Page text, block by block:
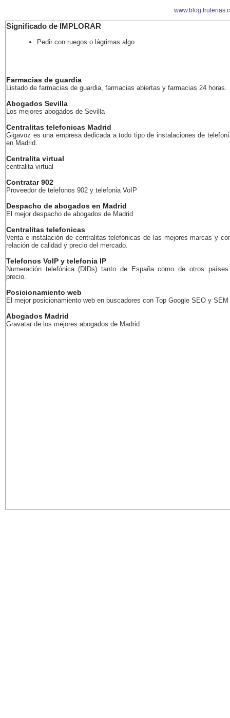
Significado de IMPLORAR
Pedir con ruegos o lágrimas algo
Farmacias de guardia
Listado de farmacias de guardia, farmacias abiertas y farmacias 24 horas.
Abogados Sevilla
Los mejores abogados de Sevilla
Centralitas telefonicas Madrid
Gigavoz es una empresa dedicada a todo tipo de instalaciones de
en Madrid.
Centralita virtual
centralita virtual
Contratar 902
Proveedor de telefonos 902 y telefonia VoIP
Despacho de abogados en Madrid
El mejor despacho de abogados de Madrid
Centralitas telefonicas
Venta e instalación de centralitas telefónicas de las mejores marcas y
relación de calidad y precio del mercado.
Telefonos VoIP y telefonia IP
Numeración telefónica (DIDs) tanto de España como de otros
precio.
Posicionamiento web
El mejor posicionamiento web en buscadores con Top Google SEO y SEM
Abogados Madrid
Gravatar de los mejores abogados de Madrid